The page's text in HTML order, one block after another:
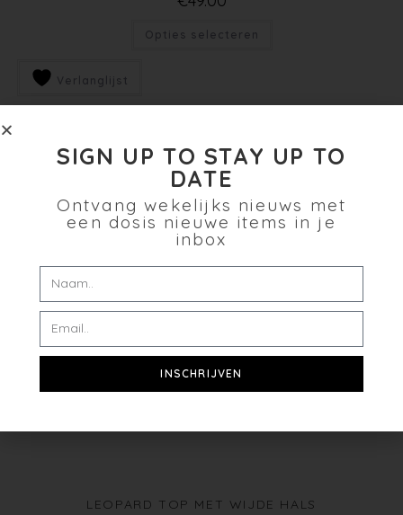
Opties selecteren
Verlanglijst
LEOPARD TOP MET WIJDE HALS
SIGN UP TO STAY UP TO
DATE
Ontvang wekelijks nieuws met
een dosis nieuwe items in je
inbox
INSCHRIJVEN